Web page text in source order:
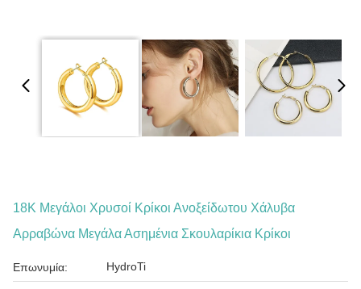
18K Μεγάλοι Χρυσοί Κρίκοι Ανοξείδωτου Χάλυβα
Αρραβώνα Μεγάλα Ασημένια Σκουλαρίκια Κρίκοι
Επωνυμία: HydroTi